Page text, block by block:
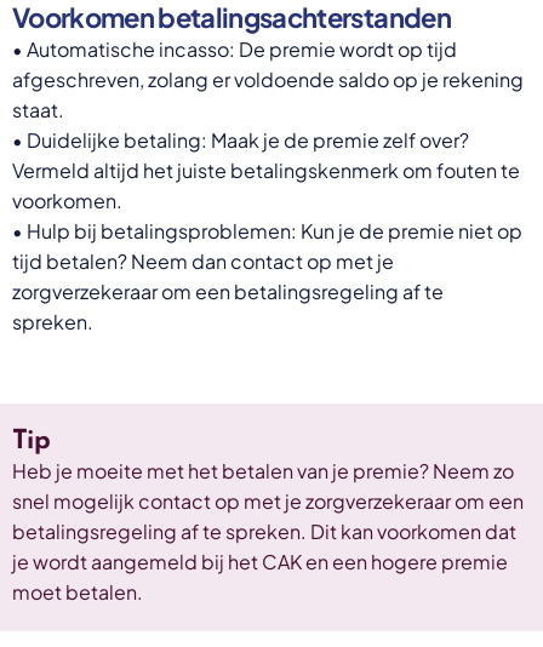
Voorkomen betalingsachterstanden
• Automatische incasso: De premie wordt op tijd
afgeschreven, zolang er voldoende saldo op je rekening
staat.
• Duidelijke betaling: Maak je de premie zelf over?
Vermeld altijd het juiste betalingskenmerk om fouten te
voorkomen.
• Hulp bij betalingsproblemen: Kun je de premie niet op
tijd betalen? Neem dan contact op met je
zorgverzekeraar om een betalingsregeling af te
spreken.
Tip
Heb je moeite met het betalen van je premie? Neem zo
snel mogelijk contact op met je zorgverzekeraar om een
betalingsregeling af te spreken. Dit kan voorkomen dat
je wordt aangemeld bij het CAK en een hogere premie
moet betalen.